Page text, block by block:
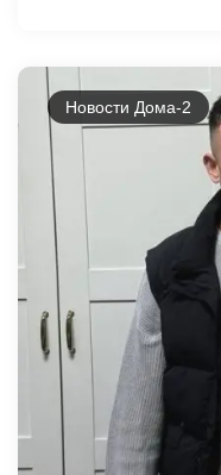
Новости Дома-2